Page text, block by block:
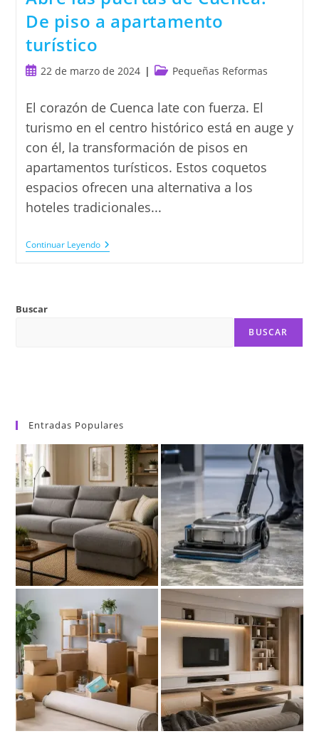
De piso a apartamento
turístico
Publicación
la
entrada:
22 de marzo de 2024
Categoría
la
entrada:
Pequeñas Reformas
El corazón de Cuenca late con fuerza. El
turismo en el centro histórico está en auge y
con él, la transformación de pisos en
apartamentos turísticos. Estos coquetos
espacios ofrecen una alternativa a los
hoteles tradicionales...
Continuar LeyendoAbre
Las
Buscar
BUSCAR
Entradas Populares